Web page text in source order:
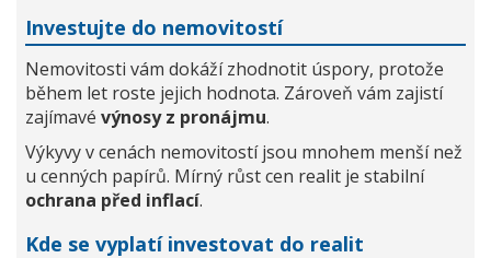
Investujte do nemovitostí
Nemovitosti vám dokáží zhodnotit úspory, protože
během let roste jejich hodnota. Zároveň vám zajistí
zajímavé výnosy z pronájmu.
Výkyvy v cenách nemovitostí jsou mnohem menší než
u cenných papírů. Mírný růst cen realit je stabilní
ochrana před inflací.
Kde se vyplatí investovat do realit